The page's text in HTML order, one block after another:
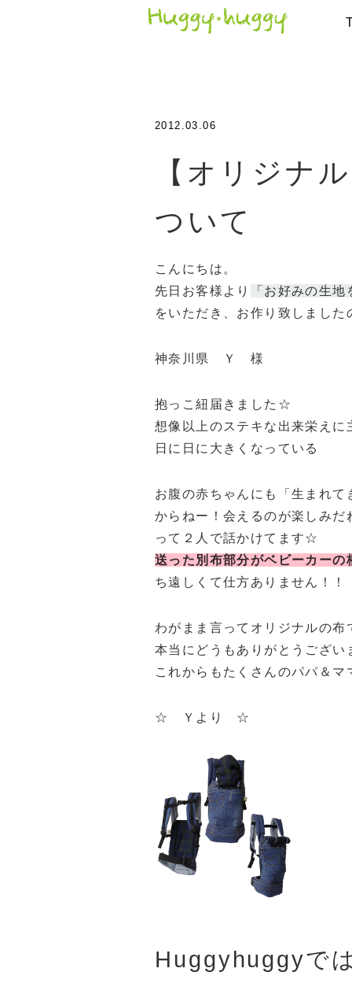
2012.03.06
【オリジナ
ついて
こんにちは。
先日お客様より 「お好みの生地
をいただき、お作り致しました
神奈川県 Ｙ 様
抱っこ紐届きました☆
想像以上のステキな出来栄えに
日に日に大きくなっている
お腹の赤ちゃんにも「生まれ
からねー！会えるのが楽しみだ
って２人で話かけてます☆
送った別布部分がベビーカーの
ち遠しくて仕方ありません！！
わがまま言ってオリジナルの布
本当にどうもありがとうござい
これからもたくさんのパパ＆
☆ Ｙより ☆
Huggyhuggyでは